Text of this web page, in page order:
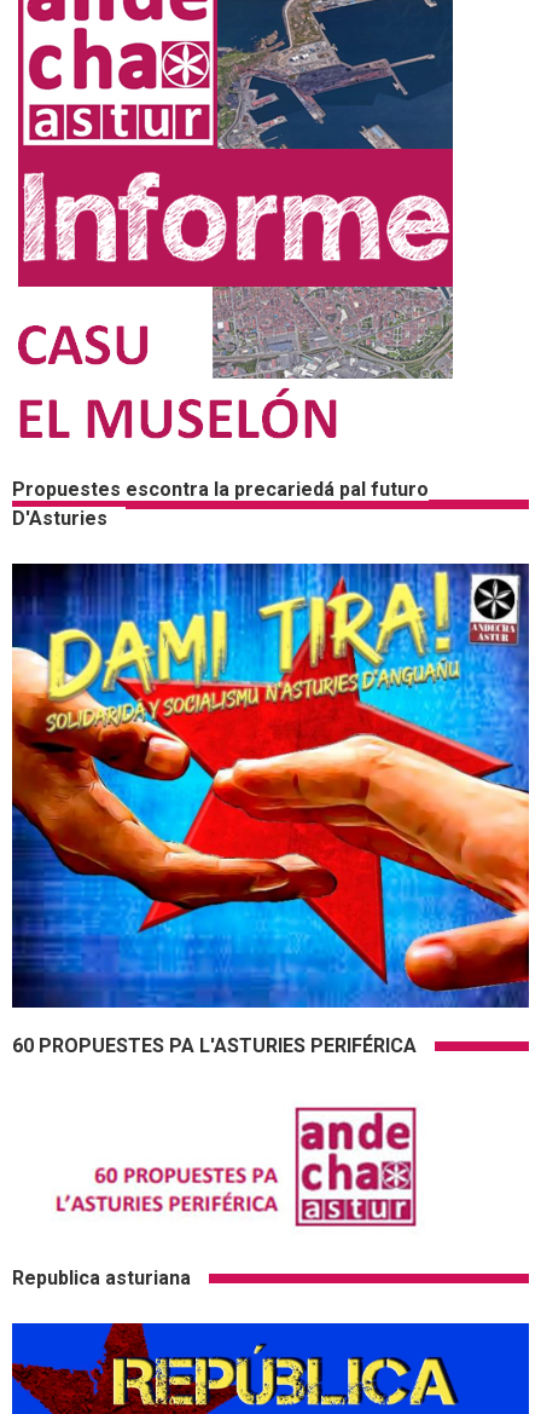
Propuestes escontra la precariedá pal futuro
D'Asturies
60 PROPUESTES PA L'ASTURIES PERIFÉRICA
Republica asturiana